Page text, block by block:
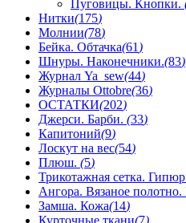
Пуговицы. Кнопки.
Нитки(175)
Молнии(78)
Бейка. Обтачка(61 )
Шнуры. Наконечники.(83)
Журнал Ya_sew(44)
Журналы Ottobre(36)
ОСТАТКИ(202)
Джерси. Барби. (33)
Капитоний(9)
Лоскут на вес(54)
Плюш. (5)
Трикотажная сетка.
Ангора. Вязаное полотно.
Замша. Кожа(14)
Курточные ткани(7)